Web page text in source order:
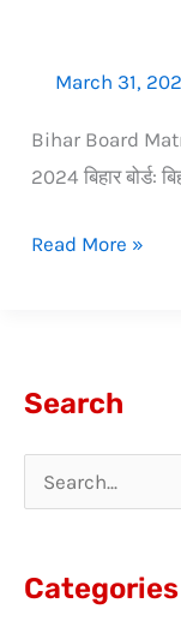
March 31,
Bihar Board
2024 बिहार बोर्ड:
Read More »
Search
Categories